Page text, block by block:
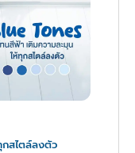
กสไตล์ลงตัว